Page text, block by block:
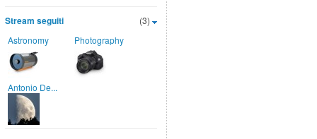
(3)
Stream seguiti
Astronomy Photography
Antonio De...